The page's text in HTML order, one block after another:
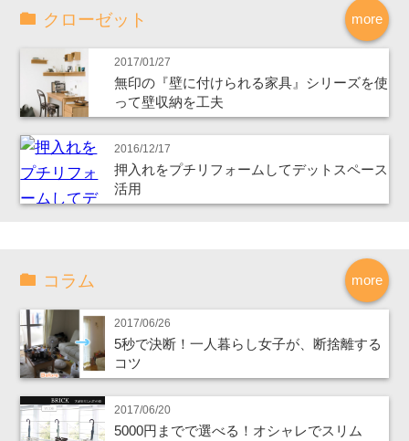
more
クローゼット
2017/01/27
無印の『壁に付けられる家具』シリーズを使
って壁収納を工夫
2016/12/17
押入れをプチリフォームしてデットスペース
活用
more
コラム
2017/06/26
5秒で決断！一人暮らし女子が、断捨離する
コツ
2017/06/20
5000円までで選べる！オシャレでスリム